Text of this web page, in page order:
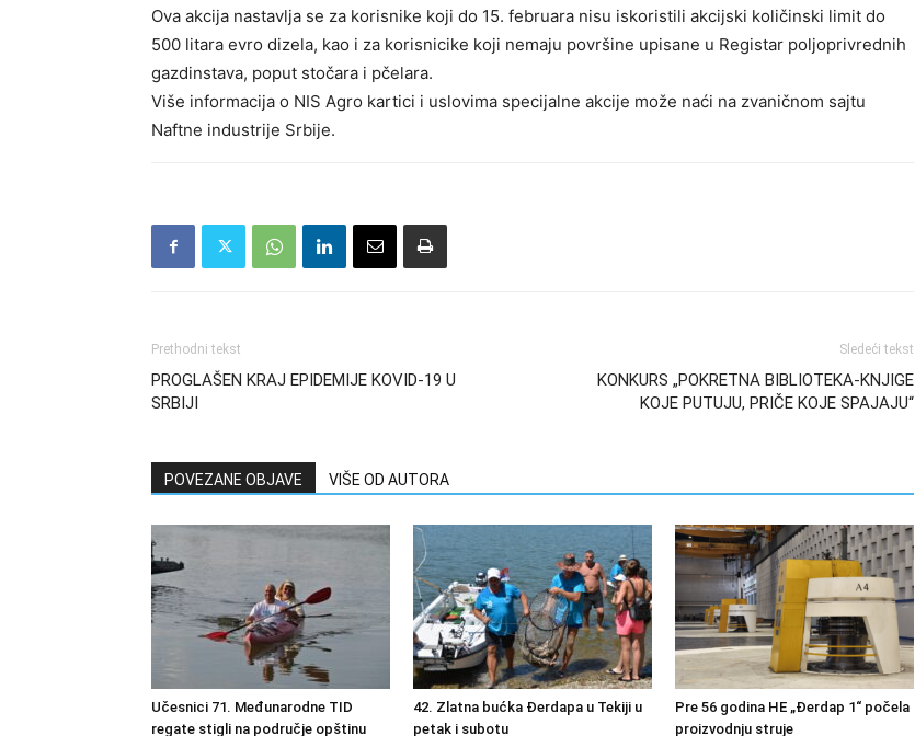
Ova akcija nastavlja se za korisnike koji do 15. februara nisu iskoristili akcijski količinski limit do
500 litara evro dizela, kao i za korisnicike koji nemaju površine upisane u Registar poljoprivrednih
gazdinstava, poput stočara i pčelara.
Više informacija o NIS Agro kartici i uslovima specijalne akcije može naći na zvaničnom sajtu
Naftne industrije Srbije.
Prethodni tekst
PROGLAŠEN KRAJ EPIDEMIJE KOVID-19 U
SRBIJI
Sledeći tekst
KONKURS „POKRETNA BIBLIOTEKA-KNJIGE
KOJE PUTUJU, PRIČE KOJE SPAJAJU“
POVEZANE OBJAVE VIŠE OD AUTORA
Učesnici 71. Međunarodne TID
regate stigli na područje opštinu
42. Zlatna bućka Đerdapa u Tekiji u
petak i subotu
Pre 56 godina HE „Đerdap 1“ počela
proizvodnju struje